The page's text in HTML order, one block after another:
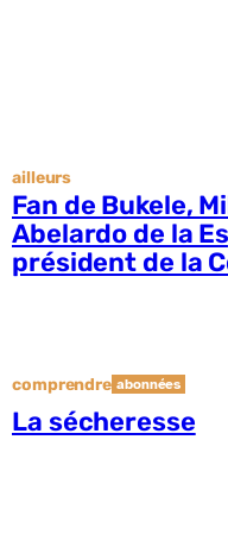
ailleurs
Fan de Bukele,
Abelardo de la
président de la
comprendre abonnées
La sécheresse